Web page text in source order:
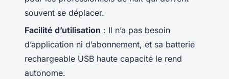
souvent se déplacer.
Facilité d’utilisation : Il n’a pas besoin
d’application ni d’abonnement, et sa batterie
rechargeable USB haute capacité le rend
autonome.